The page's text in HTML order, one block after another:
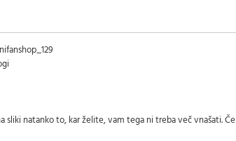
sliki natanko to, kar želite, vam tega ni treba več vnašati.